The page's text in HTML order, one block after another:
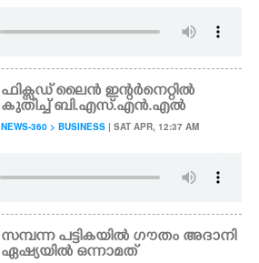
ഫിക്സഡ് ലൈൻ ഇന്റർനെറ്റിൽ
കുതിച്ച് ബി.എസ്.എൻ.എൽ
NEWS-360 > BUSINESS | SAT APR, 12:37 AM
സമ്പന്ന പട്ടികയിൽ ഗൗതം അദാനി
ഏഷ്യയിൽ ഒന്നാമത്